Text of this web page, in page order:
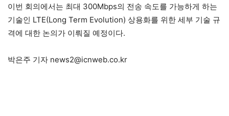
이번 회의에서는 최대 300Mbps의 전송 속도를 가능하게 하는
기술인 LTE(Long Term Evolution) 상용화를 위한 세부 기술 규
격에 대한 논의가 이뤄질 예정이다.
박은주 기자 news2@icnweb.co.kr